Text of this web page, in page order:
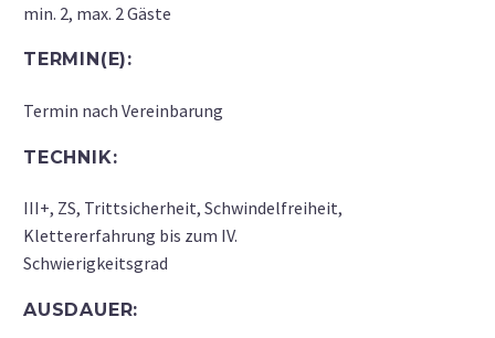
min. 2, max. 2 Gäste
TERMIN(E):
Termin nach Vereinbarung
TECHNIK:
III+, ZS, Trittsicherheit, Schwindelfreiheit,
Klettererfahrung bis zum IV.
Schwierigkeitsgrad
AUSDAUER: